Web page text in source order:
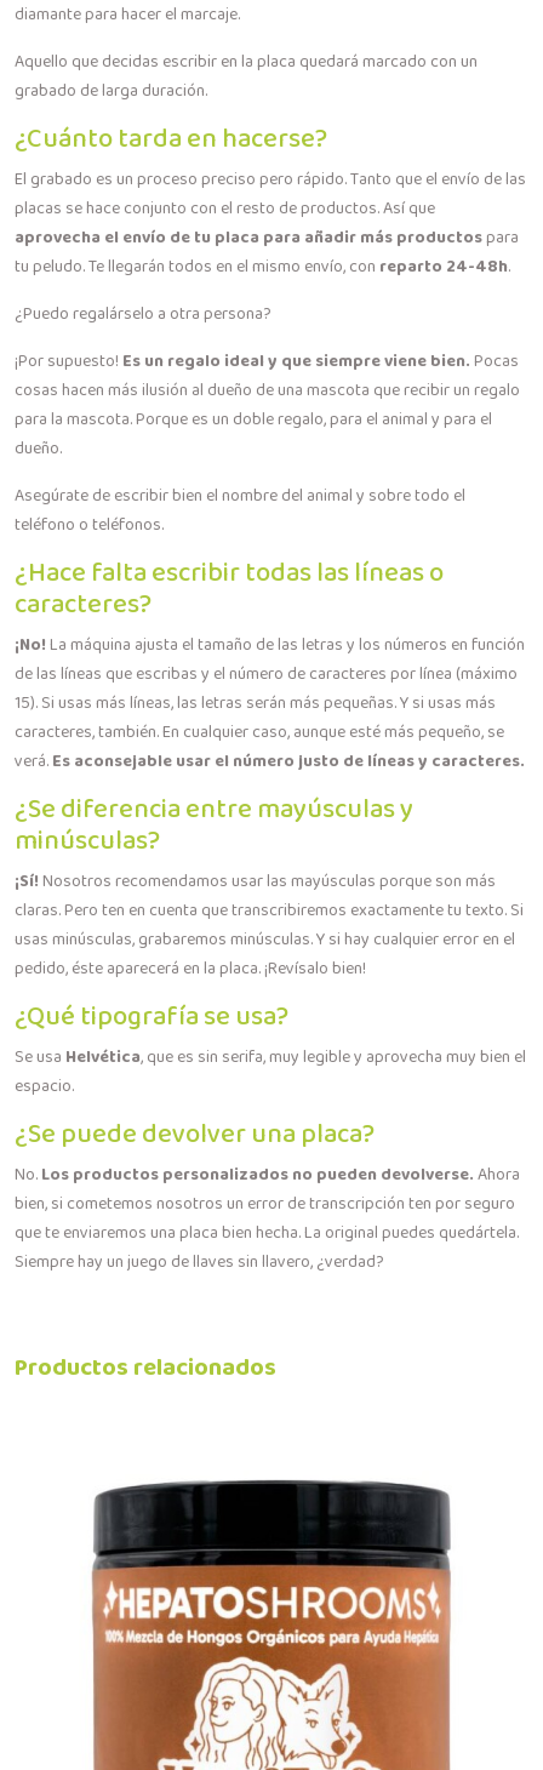
diamante para hacer el marcaje.
Aquello que decidas escribir en la placa quedará marcado con un
grabado de larga duración.
¿Cuánto tarda en hacerse?
El grabado es un proceso preciso pero rápido. Tanto que el envío de las
placas se hace conjunto con el resto de productos. Así que
aprovecha el envío de tu placa para añadir más productospara
tu peludo. Te llegarán todos en el mismo envío, con reparto 24-48h.
¿Puedo regalárselo a otra persona?
¡Por supuesto! Es un regalo ideal y que siempre viene bien.Pocas
cosas hacen más ilusión al dueño de una mascota que recibir un regalo
para la mascota. Porque es un doble regalo, para el animal y para el
dueño.
Asegúrate de escribir bien el nombre del animal y sobre todo el
teléfono o teléfonos.
¿Hace falta escribir todas las líneas o
caracteres?
¡No!La máquina ajusta el tamaño de las letras y los números en función
de las líneas que escribas y el número de caracteres por línea (máximo
15). Si usas más líneas, las letras serán más pequeñas. Y si usas más
caracteres, también. En cualquier caso, aunque esté más pequeño, se
verá.Es aconsejable usar el número justo de líneas y caracteres.
¿Se diferencia entre mayúsculas y
minúsculas?
¡Sí!Nosotros recomendamos usar las mayúsculas porque son más
claras. Pero ten en cuenta que transcribiremos exactamente tu texto. Si
usas minúsculas, grabaremos minúsculas. Y si hay cualquier error en el
pedido, éste aparecerá en la placa. ¡Revísalo bien!
¿Qué tipografía se usa?
Se usa Helvética, que es sin serifa, muy legible y aprovecha muy bien el
espacio.
¿Se puede devolver una placa?
No.Los productos personalizados no pueden devolverse.Ahora
bien, si cometemos nosotros un error de transcripción ten por seguro
que te enviaremos una placa bien hecha. La original puedes quedártela.
Siempre hay un juego de llaves sin llavero, ¿verdad?
Productos relacionados